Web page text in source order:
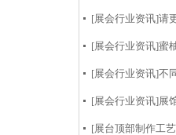
[展会行业资讯]请
[展会行业资讯]蜜
[展会行业资讯]不
[展会行业资讯]展
[展台顶部制作工